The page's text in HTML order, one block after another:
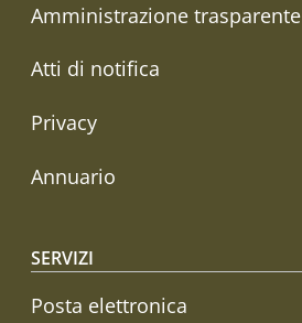
Amministrazione trasparente
Atti di notifica
Privacy
Annuario
SERVIZI
Posta elettronica